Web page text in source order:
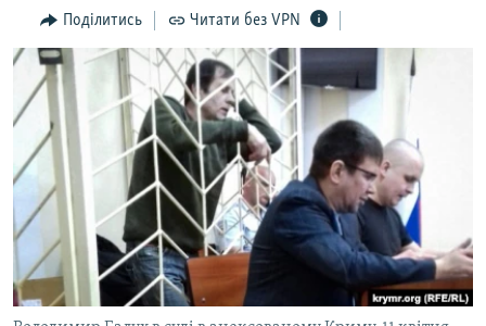
Перейти
до
пошуку
ПОГЛЯД
ІНТЕРВ'Ю
ВСЕ ЗА ДЕНЬ
СПЕЦПРОЕКТИ
ДЕПОРТАЦІЯ
ВІДЕОУРОКИ «ELIFBE»
СВІДЧЕННЯ ОКУПАЦІЇ
УКРАЇНСЬКА ПРОБЛЕМА КРИМУ
ЯК ОБІЙТИ БЛОКУВАННЯ
Русский
Qırımtatar
Поділитись Читати без VPN